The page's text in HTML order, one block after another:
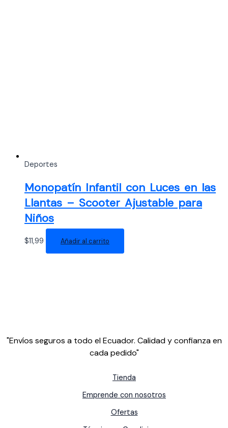
Deportes
Monopatín Infantil con Luces en las
Llantas – Scooter Ajustable para
Niños
$11,99 Añadir al carrito
"Envíos seguros a todo el Ecuador. Calidad y confianza en
cada pedido"
Tienda
Emprende con nosotros
Ofertas